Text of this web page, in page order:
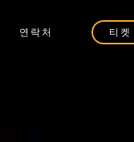
연락처 티켓